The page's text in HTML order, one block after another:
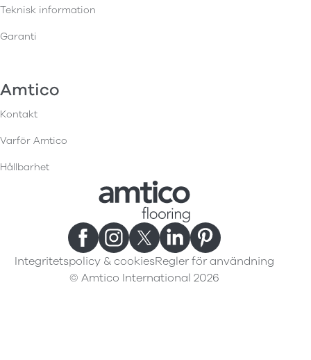
Teknisk information
Garanti
Amtico
Kontakt
Varför Amtico
Hållbarhet
Integritetspolicy & cookiesRegler för användning
© Amtico International 2026